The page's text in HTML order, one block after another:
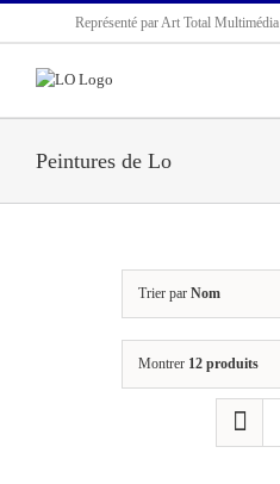
Représenté par Art Total Multimédia
Peintures de Lo
Trier par Nom
Montrer 12 produits